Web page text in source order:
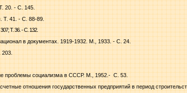
20. - С. 145.
Т. 41. - С. 88-89.
Т. 36. - С. 132.
в документах. 1919-1932. М., 1933. - С. 24.
проблемы социализма в СССР. М., 1952.- С. 53.
отношения государственных предприятий в период